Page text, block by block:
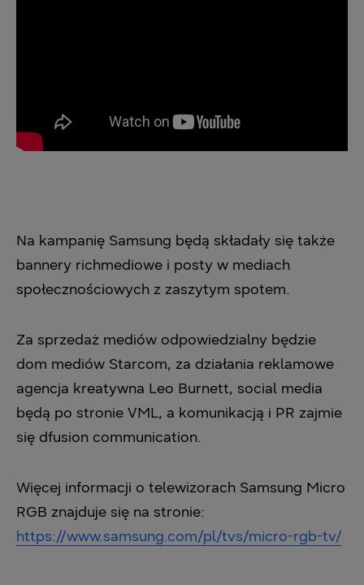
Na kampanię Samsung będą składały się także
bannery richmediowe i posty w mediach
społecznościowych z zaszytym spotem.
Za sprzedaż mediów odpowiedzialny będzie
dom mediów Starcom, za działania reklamowe
agencja kreatywna Leo Burnett, social media
będą po stronie VML, a komunikacją i PR zajmie
się dfusion communication.
Więcej informacji o telewizorach Samsung Micro
RGB znajduje się na stronie:
https://www.samsung.com/pl/tvs/micro-rgb-tv/